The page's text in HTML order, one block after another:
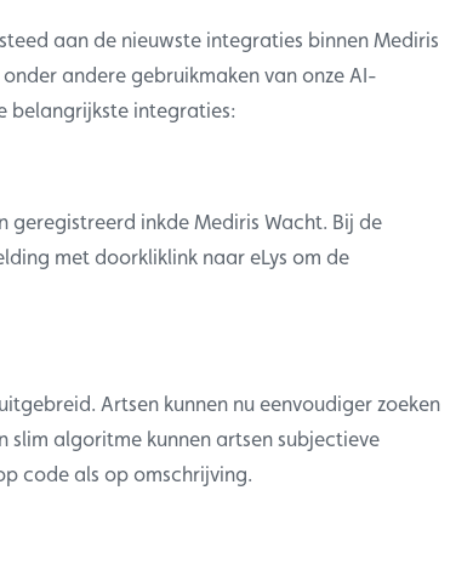
aan de nieuwste integraties binnen Mediris
andere gebruikmaken van onze AI-
belangrijkste integraties:
geregistreerd inkde Mediris Wacht. Bij de
met doorkliklink naar eLys om de
Artsen kunnen nu eenvoudiger zoeken
slim algoritme kunnen artsen subjectieve
code als op omschrijving.